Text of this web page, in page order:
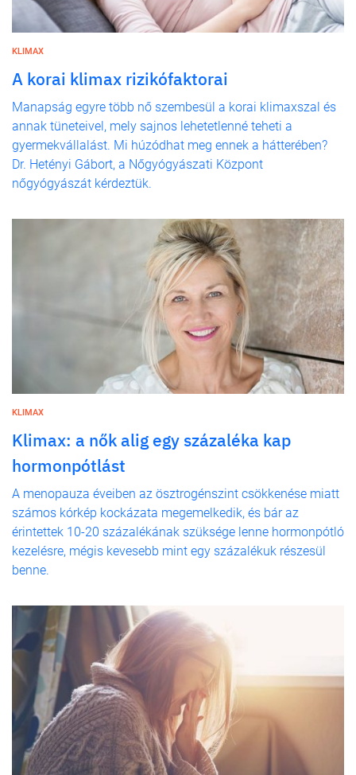
KLIMAX
A korai klimax rizikófaktorai
Manapság egyre több nő szembesül a korai klimaxszal és
annak tüneteivel, mely sajnos lehetetlenné teheti a
gyermekvállalást. Mi húzódhat meg ennek a hátterében?
Dr. Hetényi Gábort, a Nőgyógyászati Központ
nőgyógyászát kérdeztük.
KLIMAX
Klimax: a nők alig egy százaléka kap
hormonpótlást
A menopauza éveiben az ösztrogénszint csökkenése miatt
számos kórkép kockázata megemelkedik, és bár az
érintettek 10-20 százalékának szüksége lenne hormonpótló
kezelésre, mégis kevesebb mint egy százalékuk részesül
benne.